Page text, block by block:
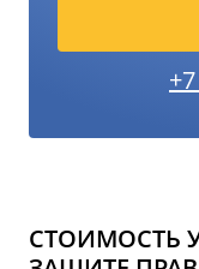
СТОИМОСТЬ